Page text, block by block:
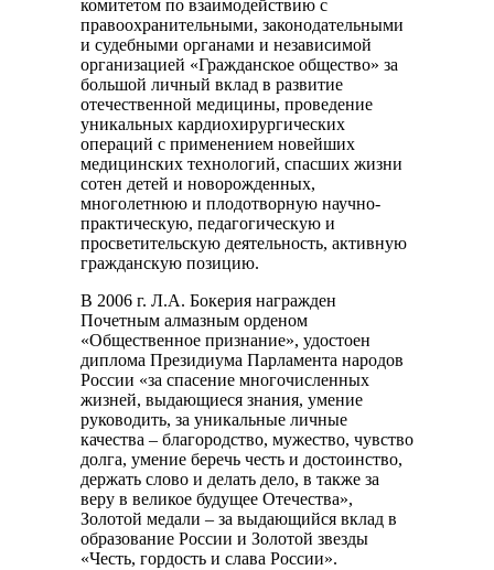
комитетом по взаимодействию с
правоохранительными, законодательными
и судебными органами и независимой
организацией «Гражданское общество» за
большой личный вклад в развитие
отечественной медицины, проведение
уникальных кардиохирургических
операций с применением новейших
медицинских технологий, спасших жизни
сотен детей и новорожденных,
многолетнюю и плодотворную научно-
практическую, педагогическую и
просветительскую деятельность, активную
гражданскую позицию.
В 2006 г. Л.А. Бокерия награжден
Почетным алмазным орденом
«Общественное признание», удостоен
диплома Президиума Парламента народов
России «за спасение многочисленных
жизней, выдающиеся знания, умение
руководить, за уникальные личные
качества – благородство, мужество, чувство
долга, умение беречь честь и достоинство,
держать слово и делать дело, в также за
веру в великое будущее Отечества»,
Золотой медали – за выдающийся вклад в
образование России и Золотой звезды
«Честь, гордость и слава России».